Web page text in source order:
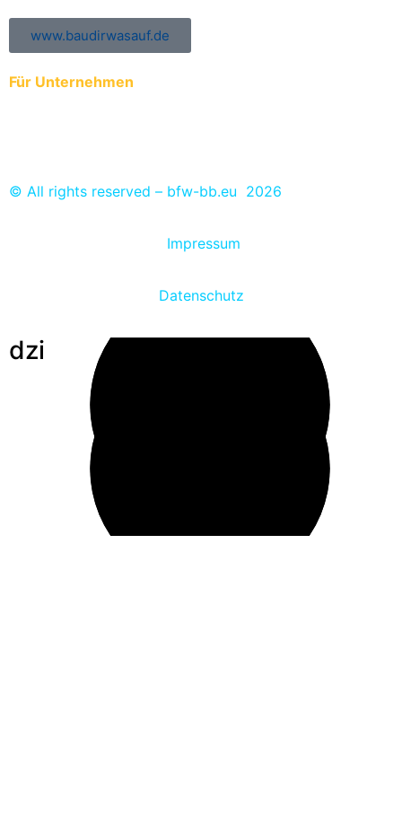
www.baudirwasauf.de
Für Unternehmen
© All rights reserved – bfw-bb.eu 2026
Impressum
Datenschutz
dzi